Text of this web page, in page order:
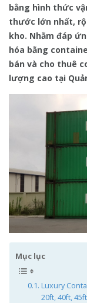
bằng hình thức
thước lớn nhất,
kho. Nhằm đáp
hóa bằng
bán và cho thuê
lượng cao tại
Mục lục
Luxury
20ft, 40ft,